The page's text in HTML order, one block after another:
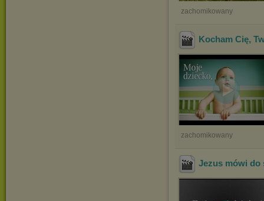
zachomikowany
Kocham Cię,
zachomikowany
Jezus mówi do